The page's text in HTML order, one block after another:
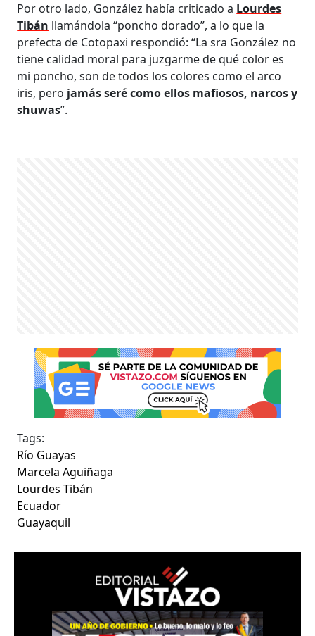
Por otro lado, González había criticado a Lourdes
Tibán llamándola “poncho dorado”, a lo que la
prefecta de Cotopaxi respondió: “La sra González no
tiene calidad moral para juzgarme de qué color es
mi poncho, son de todos los colores como el arco
iris, pero jamás seré como ellos mafiosos, narcos y
shuwas”.
Tags:
Río Guayas
Marcela Aguiñaga
Lourdes Tibán
Ecuador
Guayaquil